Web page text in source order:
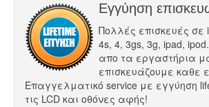
Εγγύηση
Πολλές επισκευές σε
4s, 4, 3gs, 3g, ipad,
απο τα εργαστήρια
επισκευάζουμε καθε
Επαγγελματικό service με εγγύηση
τις LCD και οθόνες αφής!